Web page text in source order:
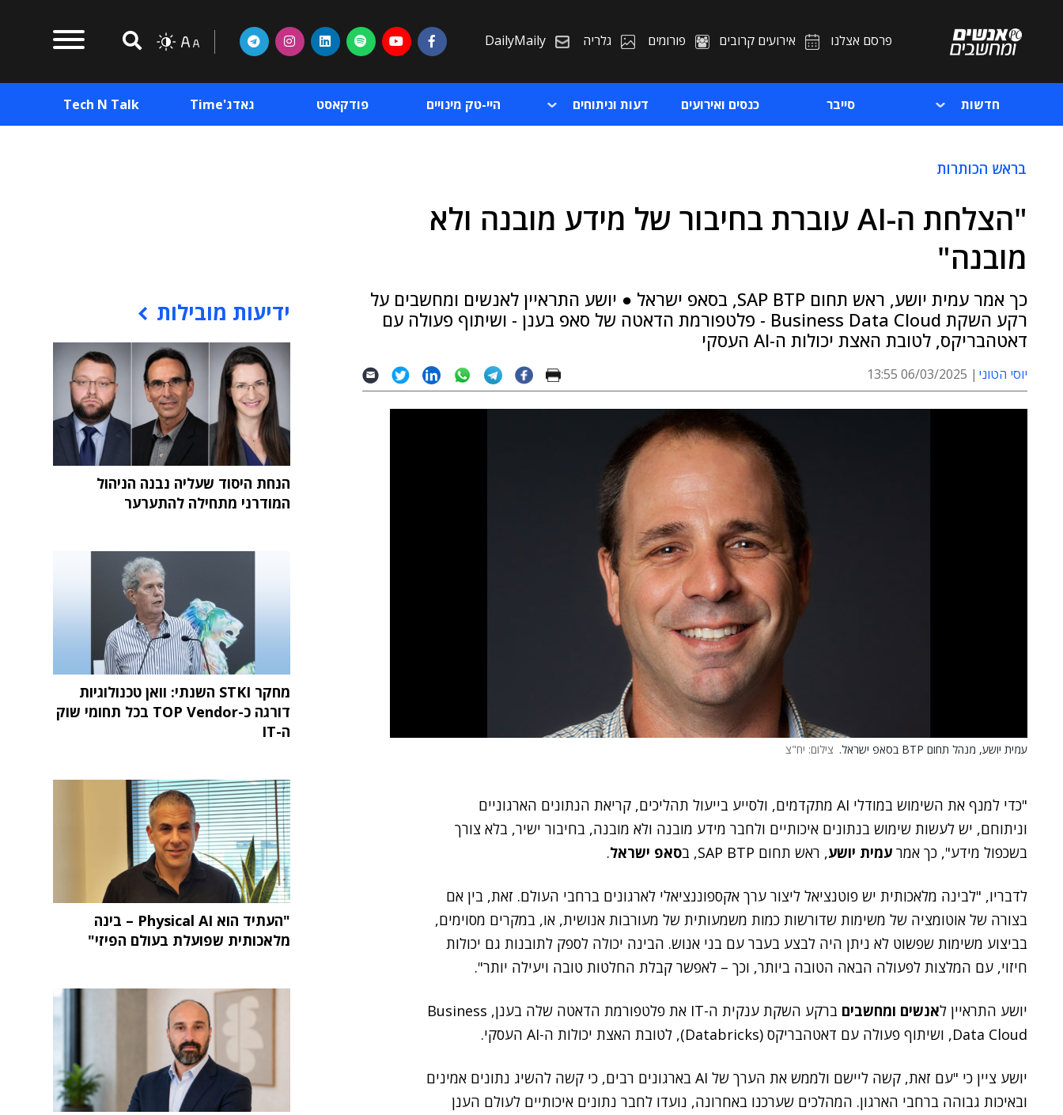
פרסם אצלנו אירועים קרובים פורומים גלריה DailyMaily
חדשות סייבר כנסים ואירועים דעות וניתוחים היי-טק מינויים פודקאסט גאדג'Time Tech N Talk
בראש הכותרות
"הצלחת ה-AI עוברת בחיבור של מידע מובנה ולא
מובנה"
כך אמר עמית יושע, ראש תחום SAP BTP, בסאפ ישראל ● יושע התראיין לאנשים ומחשבים על
רקע השקת Business Data Cloud - פלטפורמת הדאטה של סאפ בענן - ושיתוף פעולה עם
דאטהבריקס, לטובת האצת יכולות ה-AI העסקי
יוסי הטוני 06/03/2025 13:55
עמית יושע, מנהל תחום BTP בסאפ ישראל. צילום: יח"צ
"כדי למנף את השימוש במודלי AI מתקדמים, ולסייע בייעול תהליכים, קריאת הנתונים הארגוניים
וניתוחם, יש לעשות שימוש בנתונים איכותיים ולחבר מידע מובנה ולא מובנה, בחיבור ישיר, בלא צורך
בשכפול מידע", כך אמר עמית יושע, ראש תחום SAP BTP, ב סאפ ישראל.
לדבריו, "לבינה מלאכותית יש פוטנציאל ליצור ערך אקספוננציאלי לארגונים ברחבי העולם. זאת, בין אם
בצורה של אוטומציה של משימות שדורשות כמות משמעותית של מעורבות אנושית, או, במקרים מסוימים,
בביצוע משימות שפשוט לא ניתן היה לבצע בעבר עם בני אנוש. הבינה יכולה לספק לתובנות גם יכולות
חיזוי, עם המלצות לפעולה הבאה הטובה ביותר, וכך – לאפשר קבלת החלטות טובה ויעילה יותר".
יושע התראיין לאנשים ומחשבים
ברקע השקת ענקית ה-IT את פלטפורמת הדאטה שלה בענן, Business
Data Cloud, ושיתוף פעולה עם דאטהבריקס (Databricks), לטובת האצת יכולות ה-AI העסקי.
יושע ציין כי "עם זאת, קשה ליישם ולממש את הערך של AI בארגונים רבים, כי קשה להשיג נתונים אמינים
ובאיכות גבוהה ברחבי הארגון. המהלכים שערכנו באחרונה, נועדו לחבר נתונים איכותיים לעולם הענן
ידיעות מובילות
הנחת היסוד שעליה נבנה הניהול
המודרני מתחילה להתערער
מחקר STKI השנתי: וואן טכנולוגיות
דורגה כ-TOP Vendor בכל תחומי שוק
ה-IT
"העתיד הוא Physical AI – בינה
מלאכותית שפועלת בעולם הפיזי"